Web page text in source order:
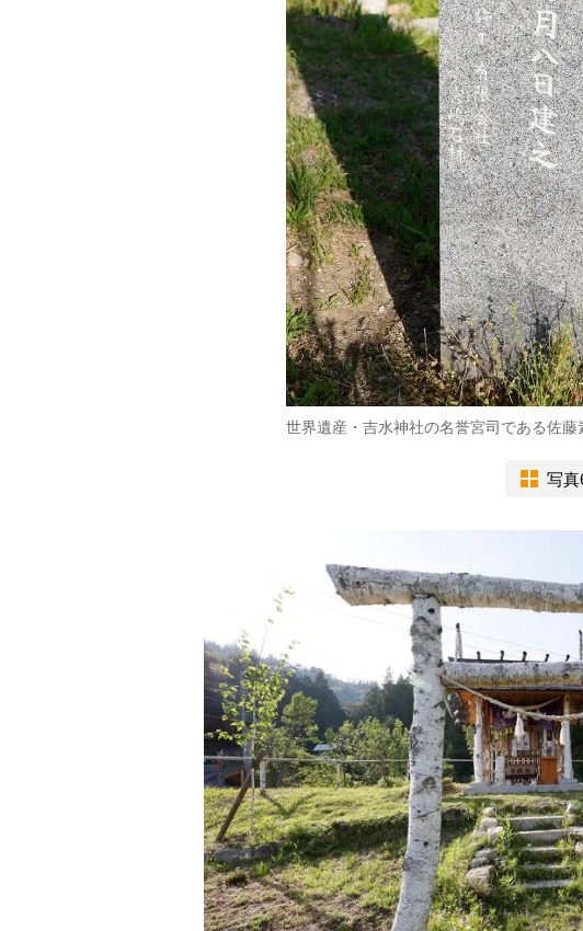
世界遺産・吉水神社の名誉宮司である佐
写真